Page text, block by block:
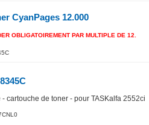
CyanPages 12.000
OBLIGATOIREMENT PAR MULTIPLE DE 12.
cartouche de toner - pour TASKalfa 2552ci